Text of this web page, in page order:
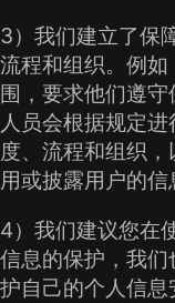
3）我们建立了保
流程和组织。例
围，要求他们遵
人员会根据规定
度、流程和组织
用或披露用户的信
4）我们建议您在
信息的保护，我
护自己的个人信息